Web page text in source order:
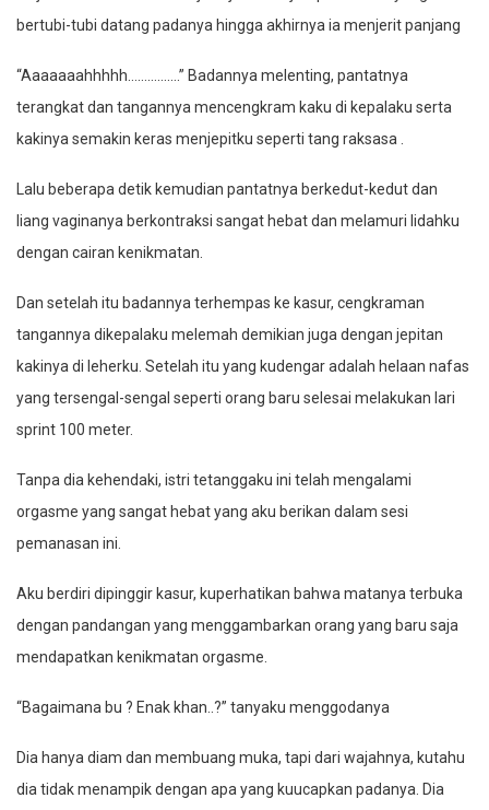
bertubi-tubi datang padanya hingga akhirnya ia menjerit panjang
“Aaaaaaahhhhh…………….” Badannya melenting, pantatnya
terangkat dan tangannya mencengkram kaku di kepalaku serta
kakinya semakin keras menjepitku seperti tang raksasa .
Lalu beberapa detik kemudian pantatnya berkedut-kedut dan
liang vaginanya berkontraksi sangat hebat dan melamuri lidahku
dengan cairan kenikmatan.
Dan setelah itu badannya terhempas ke kasur, cengkraman
tangannya dikepalaku melemah demikian juga dengan jepitan
kakinya di leherku. Setelah itu yang kudengar adalah helaan nafas
yang tersengal-sengal seperti orang baru selesai melakukan lari
sprint 100 meter.
Tanpa dia kehendaki, istri tetanggaku ini telah mengalami
orgasme yang sangat hebat yang aku berikan dalam sesi
pemanasan ini.
Aku berdiri dipinggir kasur, kuperhatikan bahwa matanya terbuka
dengan pandangan yang menggambarkan orang yang baru saja
mendapatkan kenikmatan orgasme.
“Bagaimana bu ? Enak khan..?” tanyaku menggodanya
Dia hanya diam dan membuang muka, tapi dari wajahnya, kutahu
dia tidak menampik dengan apa yang kuucapkan padanya. Dia